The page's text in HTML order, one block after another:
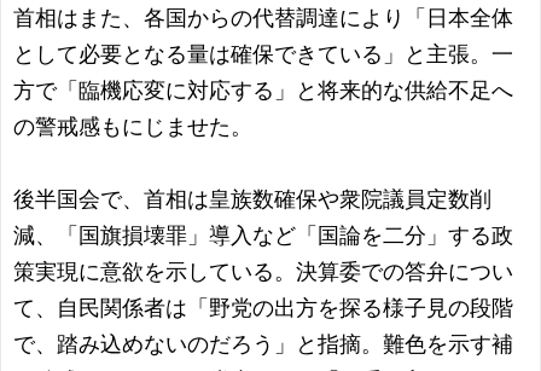
首相はまた、各国からの代替調達により「日本全体
として必要となる量は確保できている」と主張。一
方で「臨機応変に対応する」と将来的な供給不足へ
の警戒感もにじませた。
後半国会で、首相は皇族数確保や衆院議員定数削
減、「国旗損壊罪」導入など「国論を二分」する政
策実現に意欲を示している。決算委での答弁につい
て、自民関係者は「野党の出方を探る様子見の段階
で、踏み込めないのだろう」と指摘。難色を示す補